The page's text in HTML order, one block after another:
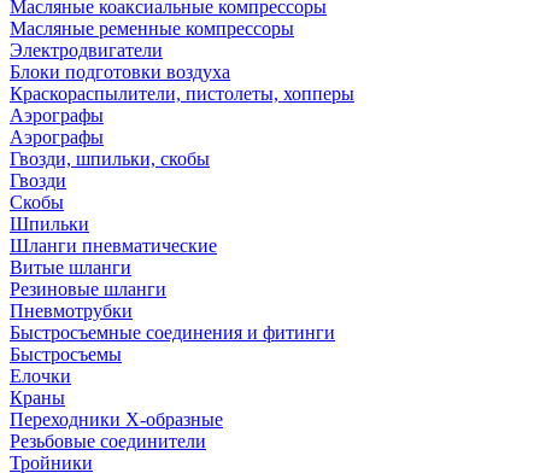
Масляные коаксиальные компрессоры
Масляные ременные компрессоры
Электродвигатели
Блоки подготовки воздуха
Краскораспылители, пистолеты, хопперы
Аэрографы
Аэрографы
Гвозди, шпильки, скобы
Гвозди
Скобы
Шпильки
Шланги пневматические
Витые шланги
Резиновые шланги
Пневмотрубки
Быстросъемные соединения и фитинги
Быстросъемы
Елочки
Краны
Переходники Х-образные
Резьбовые соединители
Тройники